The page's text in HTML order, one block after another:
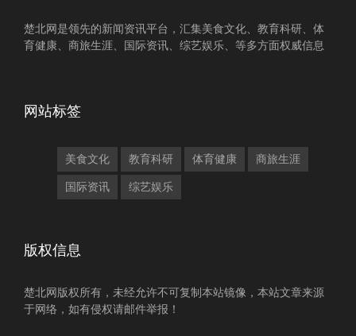
楚北网是领先的新闻资讯平台，汇集美食文化、教育科研、体
育健康、商旅生涯、国际资讯、综艺娱乐、等多方面权威信息
网站标签
美食文化 教育科研 体育健康 商旅生涯
国际资讯 综艺娱乐
版权信息
楚北网版权所有，未经允许不可复制本站镜像，本站文章来源
于网络，如有侵权请邮件举报！